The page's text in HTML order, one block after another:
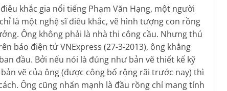
khắc gia nổi tiếng Phạm Văn Hạng, một người
là một nghệ sĩ điêu khắc, vẽ hình tượng con rồng
Ông không phải là nhà thi công cầu. Nhưng thú
báo điện tử VNExpress (27-3-2013), ông khẳng
đầu. Bởi nếu nói là đúng như bản vẽ thiết kế kỹ
vẽ của ông (được công bố rộng rãi trước nay) thì
Ông cũng nhấn mạnh là đầu rồng chỉ mang tính